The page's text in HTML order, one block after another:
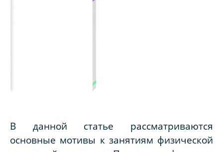
В данной статье рассматриваются
основные мотивы к занятиям физической